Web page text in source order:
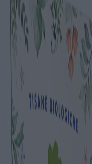
événements
et les groupes